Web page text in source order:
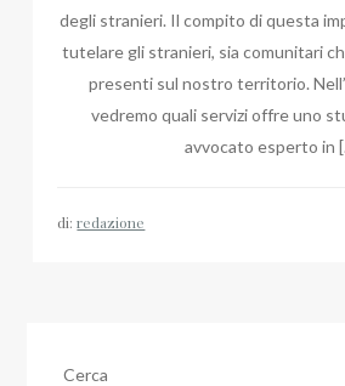
degli stranieri. Il compito di questa
tutelare gli stranieri, sia comunitari
presenti sul nostro territorio.
vedremo quali servizi offre uno
avvocato esperto in
di:redazione
Cerca